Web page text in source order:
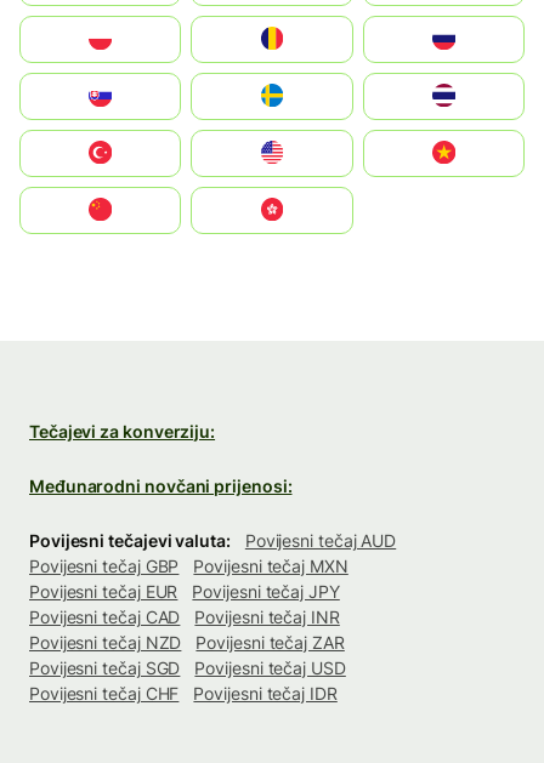
United States
中國香港特別行政區
Tečajevi za konverziju:
Međunarodni novčani prijenosi:
Povijesni tečajevi valuta:
Povijesni tečaj AUD
Povijesni tečaj GBP
Povijesni tečaj MXN
Povijesni tečaj EUR
Povijesni tečaj JPY
Povijesni tečaj CAD
Povijesni tečaj INR
Povijesni tečaj NZD
Povijesni tečaj ZAR
Povijesni tečaj SGD
Povijesni tečaj USD
Povijesni tečaj CHF
Povijesni tečaj IDR